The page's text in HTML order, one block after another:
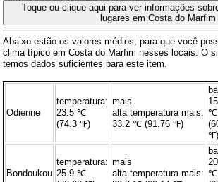
Toque ou clique aqui para ver informações
lugares em Costa do Marfim
Abaixo estão os valores médios, para que você
clima típico em Costa do Marfim nesses locais. O
temos dados suficientes para este item.
Odienne
temperatura:
23.5 ℃
(74.3 ℉)
mais
alta temperatura mais:
33.2 ℃ (91.76 ℉)
℃
℉)
Bondoukou
temperatura:
25.9 ℃
mais
alta temperatura mais: ℃